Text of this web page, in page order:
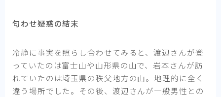
匂わせ疑惑の結末
冷静に事実を照らし合わせてみると、渡辺さんが登
っていたのは富士山や山形県の山で、岩本さんが訪
れていたのは埼玉県の秩父地方の山。地理的に全く
違う場所でした。その後、渡辺さんが一般男性との